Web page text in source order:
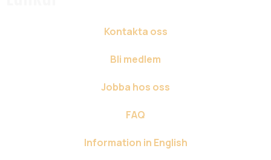
Kontakta oss
Bli medlem
Jobba hos oss
FAQ
Information in English